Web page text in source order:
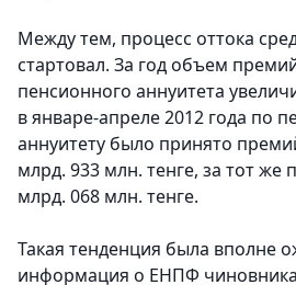
Между тем, процесс оттока
стартовал. За год объем
пенсионного аннуитета
в январе-апреле 2012 года по
аннуитету было принято
млрд. 933 млн. тенге, за тот же
млрд. 068 млн. тенге.
Такая тенденция была вполне
информация о ЕНПФ